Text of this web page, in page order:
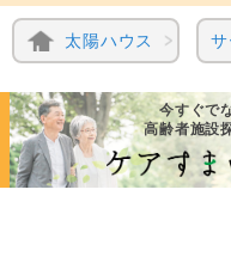
太陽ハウス
今すぐで
高齢者施設